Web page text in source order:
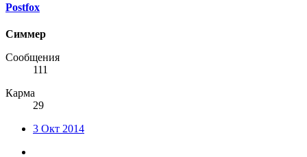
Postfox
Симмер
Сообщения
111
Карма
29
3 Окт 2014